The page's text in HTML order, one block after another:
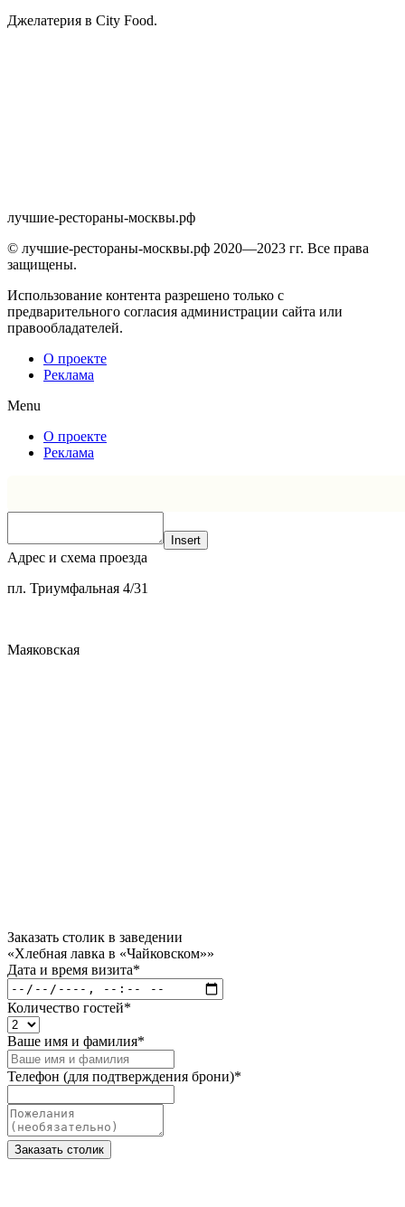
Джелатерия в City Food.
лучшие-рестораны-москвы.рф
© лучшие-рестораны-москвы.рф 2020—2023 гг. Все права
защищены.
Использование контента разрешено только с
предварительного согласия администрации сайта или
правообладателей.
О проекте
Реклама
Menu
О проекте
Реклама
Insert
Адрес и схема проезда
пл. Триумфальная 4/31
Маяковская
Заказать столик в заведении
«Хлебная лавка в «Чайковском»»
Дата и время визита*
Количество гостей*
Ваше имя и фамилия*
Телефон (для подтверждения брони)*
Заказать столик